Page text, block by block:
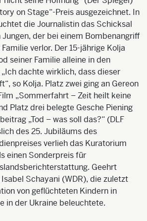
on Stage“-Preis ausgezeichnet. In
die Journalistin das Schicksal
der bei einem Bombenangriff
verlor. Der 15-jährige Kolja
seiner Familie alleine in den
dachte wirklich, dass dieser
so Kolja. Platz zwei ging an Gereon
„Sommerfahrt – Zeit heilt keine
Platz drei belegte Gesche Piening
„Tod – was soll das?“ (DLF
des 25. Jubiläums des
verlieh das Kuratorium
einen Sonderpreis für
Geehrt
Schayani (WDR), die zuletzt
von geflüchteten Kindern in
in der Ukraine beleuchtete.